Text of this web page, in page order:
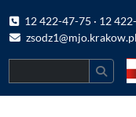
12 422-47-75 · 12
zsodz1@mjo.krakow.pl